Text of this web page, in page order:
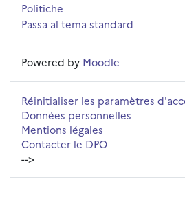
Politiche
Passa al tema standard
Powered by Moodle
Réinitialiser les paramètres
Données personnelles
Mentions légales
Contacter le DPO
-->